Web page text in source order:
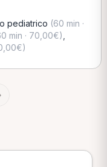
pediatrico (60 min ·
min · 70,00€)